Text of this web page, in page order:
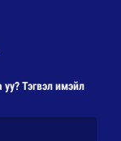
Тэгвэл имэйл